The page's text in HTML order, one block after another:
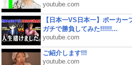
youtube.com
【日本一VS日本一】ポーカー
ガチで勝負してみた!!!!!!...
youtube.com
ご紹介します!!!
youtube.com